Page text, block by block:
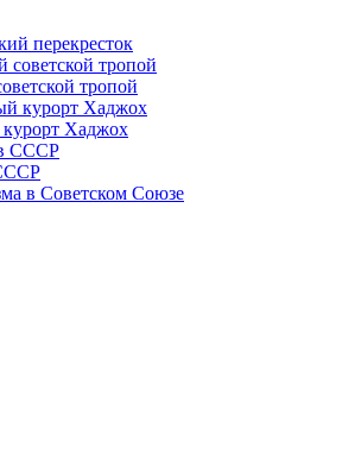
перекресток
тропой
Хаджох
в Советском Союзе